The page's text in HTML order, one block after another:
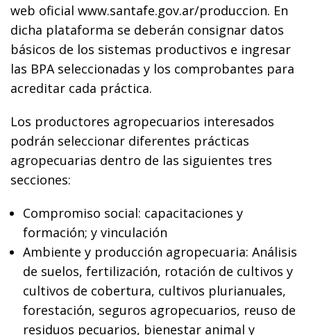
web oficial www.santafe.gov.ar/produccion. En
dicha plataforma se deberán consignar datos
básicos de los sistemas productivos e ingresar
las BPA seleccionadas y los comprobantes para
acreditar cada práctica.
Los productores agropecuarios interesados
podrán seleccionar diferentes prácticas
agropecuarias dentro de las siguientes tres
secciones:
Compromiso social: capacitaciones y
formación; y vinculación
Ambiente y producción agropecuaria: Análisis
de suelos, fertilización, rotación de cultivos y
cultivos de cobertura, cultivos plurianuales,
forestación, seguros agropecuarios, reuso de
residuos pecuarios, bienestar animal y